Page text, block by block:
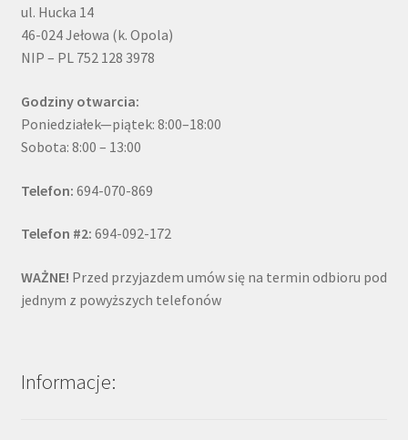
ul. Hucka 14
46-024 Jełowa (k. Opola)
NIP – PL 752 128 3978
Godziny otwarcia:
Poniedziałek—piątek: 8:00–18:00
Sobota: 8:00 – 13:00
Telefon: 694-070-869
Telefon #2: 694-092-172
WAŻNE! Przed przyjazdem umów się na termin odbioru pod
jednym z powyższych telefonów
Informacje: